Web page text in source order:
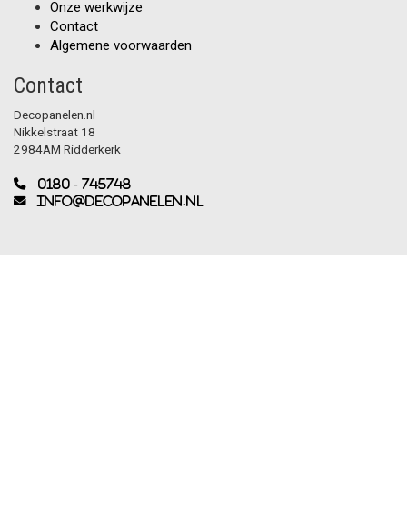
Onze werkwijze
Contact
Algemene voorwaarden
Contact
Decopanelen.nl
Nikkelstraat 18
2984AM Ridderkerk
0180 - 745748
info@decopanelen.nl